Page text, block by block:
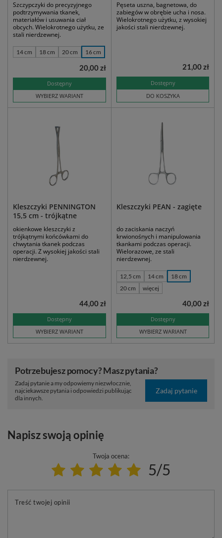
Szczypczyki do precyzyjnego
podtrzymywania tkanek,
materiałów i usuwania ciał
obcych. Wielokrotnego użytku, ze
stali nierdzewnej.
14 cm 18 cm 20 cm 16 cm
Dostępny
WYBIERZ WARIANT
20,00 zł
Pęseta uszna, bagnetowa, do
zabiegów w obrębie ucha i nosa.
Wielokrotnego użytku, z wysokiej
jakości stali nierdzewnej.
Dostępny
DO KOSZYKA
21,00 zł
Kleszczyki PENNINGTON
15,5 cm - trójkątne
okienkowe kleszczyki z
trójkątnymi końcówkami do
chwytania tkanek podczas
operacji. Z wysokiej jakości stali
nierdzewnej.
Dostępny
WYBIERZ WARIANT
44,00 zł
Kleszczyki PEAN - zagięte
do zaciskania naczyń
krwionośnych i manipulowania
tkankami podczas operacji.
Wielorazowe, ze stali
nierdzewnej.
12,5 cm 14 cm
18 cm
20 cm
więcej
Dostępny
WYBIERZ WARIANT
40,00 zł
Potrzebujesz pomocy? Masz pytania?
Zadaj pytanie a my odpowiemy niezwłocznie,
najciekawsze pytania i odpowiedzi publikując
dla innych.
Zadaj pytanie
Napisz swoją opinię
Twoja ocena:
5/5
Treść twojej opinii